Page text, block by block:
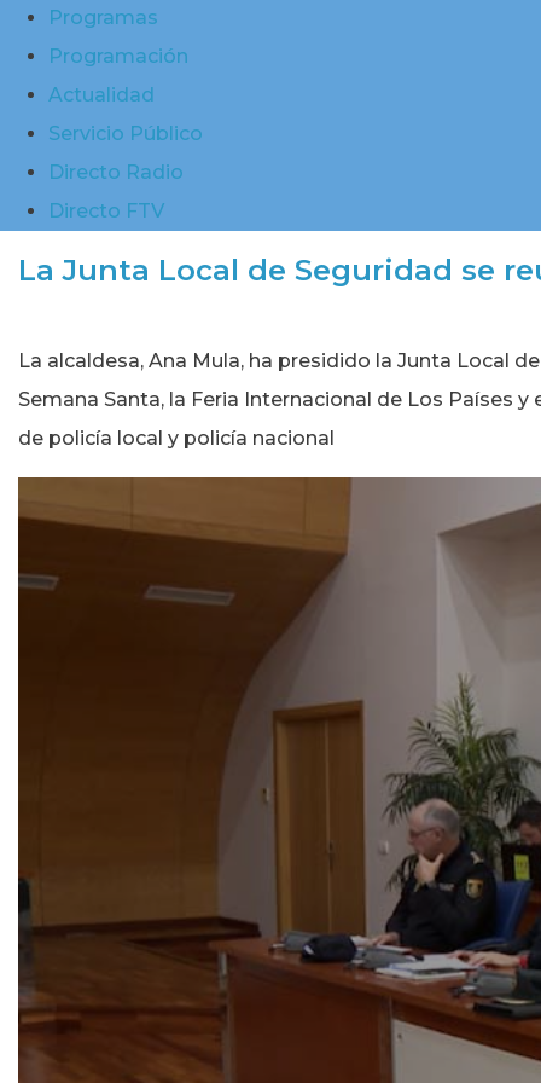
Programas
Programación
Actualidad
Servicio Público
Directo Radio
Directo FTV
La Junta Local de Seguridad se
La alcaldesa, Ana Mula, ha presidido la Junta Local
Semana Santa, la Feria Internacional de Los Países
de policía local y policía nacional